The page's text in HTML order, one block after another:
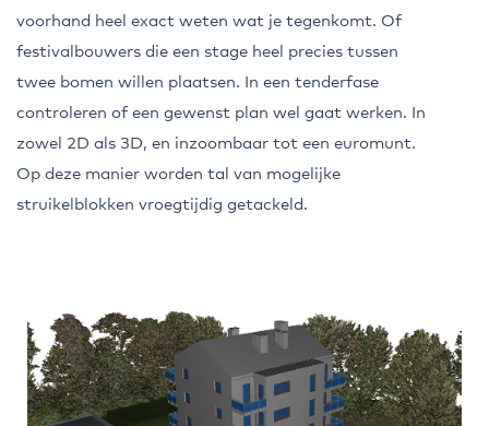
voorhand heel exact weten wat je tegenkomt. Of
festivalbouwers die een stage heel precies tussen
twee bomen willen plaatsen. In een tenderfase
controleren of een gewenst plan wel gaat werken. In
zowel 2D als 3D, en inzoombaar tot een euromunt.
Op deze manier worden tal van mogelijke
struikelblokken vroegtijdig getackeld.